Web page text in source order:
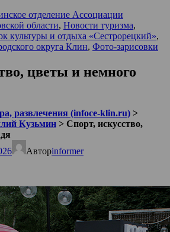
отделение Ассоциации
области, Новости туризма,
культуры и отдыха «Сестрорецкий»,
округа Клин, Фото-зарисовки
цветы и немного
развлечения (infoce-klin.ru) >
Кузьмин > Спорт, искусство,
Авторinformer